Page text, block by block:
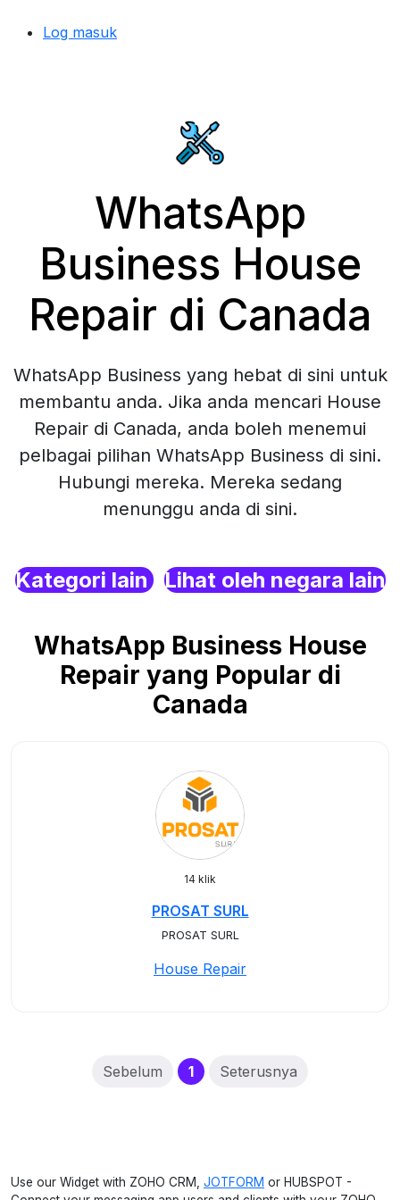
Log masuk
WhatsApp
Business House
Repair di Canada
WhatsApp Business yang hebat di sini untuk
membantu anda. Jika anda mencari House
Repair di Canada, anda boleh menemui
pelbagai pilihan WhatsApp Business di sini.
Hubungi mereka. Mereka sedang
menunggu anda di sini.
Kategori lain Lihat oleh negara lain
WhatsApp Business House
Repair yang Popular di
Canada
14 klik
PROSAT SURL
PROSAT SURL
House Repair
Sebelum 1(current)
Seterusnya
Use our Widget with ZOHO CRM, JOTFORM or HUBSPOT -